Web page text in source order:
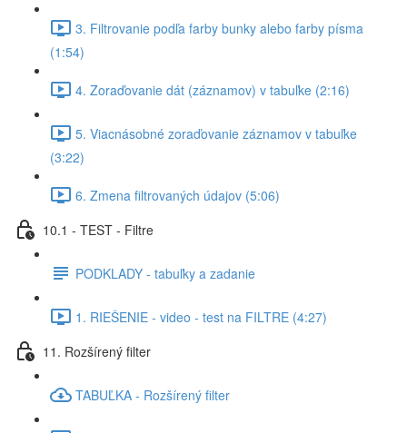
3. Filtrovanie podľa farby bunky alebo farby písma
(1:54)
4. Zoraďovanie dát (záznamov) v tabuľke (2:16)
5. Viacnásobné zoraďovanie záznamov v tabuľke
(3:22)
6. Zmena filtrovaných údajov (5:06)
10.1 - TEST - Filtre
PODKLADY - tabuľky a zadanie
1. RIEŠENIE - video - test na FILTRE (4:27)
11. Rozšírený filter
TABUĽKA - Rozšírený filter